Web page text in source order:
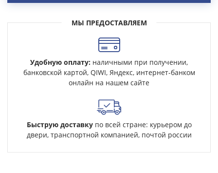
МЫ ПРЕДОСТАВЛЯЕМ
Удобную оплату: наличными при получении,
банковской картой, QIWI, Яндекс, интернет-банком
онлайн на нашем сайте
Быструю доставкупо всей стране: курьером до
двери, транспортной компанией, почтой россии